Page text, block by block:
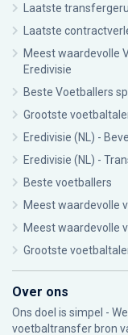
Laatste
Laatste
Meest waardevolle
Eredivisie
Beste Voetballers
Grootste
Eredivisie (NL) -
Eredivisie (NL) -
Beste voetballers
Meest waardevolle
Meest waardevolle
Grootste
Over ons
Ons doel is simpel -
voetbaltransfer bron